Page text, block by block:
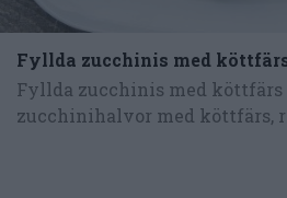
Fyllda zucchinis med
Fyllda zucchinis med köttfärs
zucchinihalvor med köttfärs,